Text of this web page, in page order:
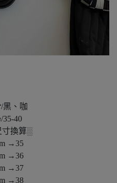
黑、咖
35-40
寸換算░
→35
→36
→37
→38